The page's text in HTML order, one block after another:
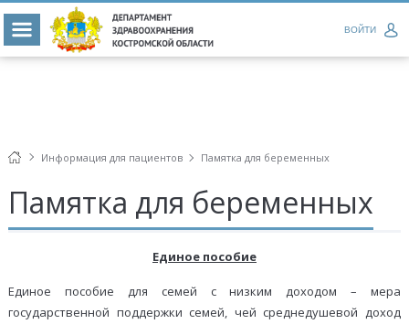
ВОЙТИ
Информация для пациентов Памятка для беременных
Памятка для беременных
Единое пособие
Единое пособие для семей с низким доходом – мера
государственной поддержки семей, чей среднедушевой доход